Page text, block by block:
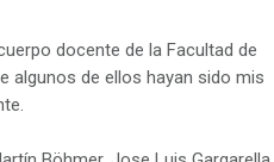
docente de la Facultad de
algunos de ellos hayan sido mis